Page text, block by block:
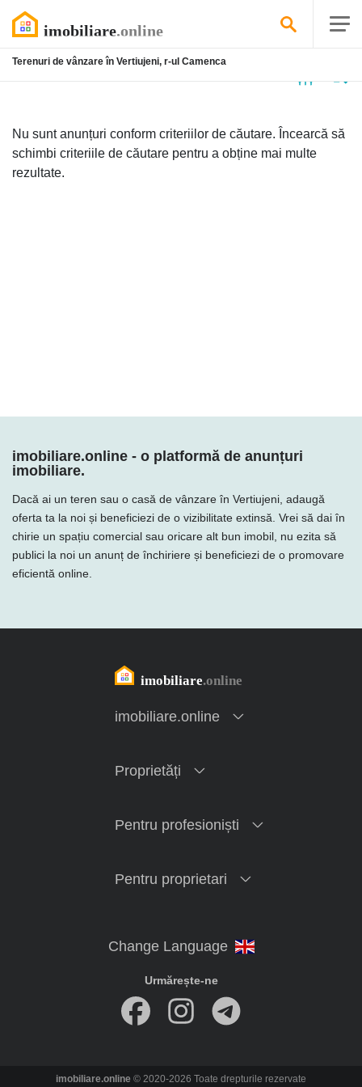
Terenuri de vânzare în Vertiujeni, r-ul Camenca
Nu sunt anunțuri conform criteriilor de căutare. Încearcă să
schimbi criteriile de căutare pentru a obține mai multe
rezultate.
imobiliare.online - o platformă de anunțuri
imobiliare.
Dacă ai un teren sau o casă de vânzare în Vertiujeni, adaugă
oferta ta la noi și beneficiezi de o vizibilitate extinsă. Vrei să dai în
chirie un spațiu comercial sau oricare alt bun imobil, nu ezita să
publici la noi un anunț de închiriere și beneficiezi de o promovare
eficientă online.
imobiliare.online
Proprietăți
Pentru profesioniști
Pentru proprietari
Urmărește-ne
imobiliare.online © 2020-2026 Toate drepturile rezervate